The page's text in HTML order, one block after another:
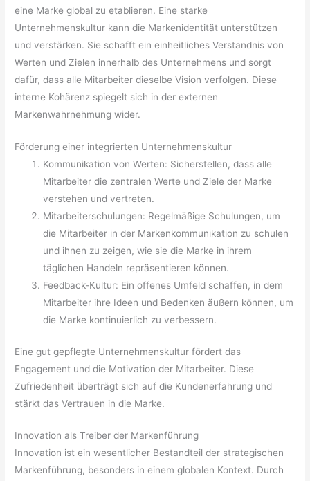
eine Marke global zu etablieren. Eine starke
Unternehmenskultur kann die Markenidentität unterstützen
und verstärken. Sie schafft ein einheitliches Verständnis von
Werten und Zielen innerhalb des Unternehmens und sorgt
dafür, dass alle Mitarbeiter dieselbe Vision verfolgen. Diese
interne Kohärenz spiegelt sich in der externen
Markenwahrnehmung wider.
Förderung einer integrierten Unternehmenskultur
Kommunikation von Werten: Sicherstellen, dass alle
Mitarbeiter die zentralen Werte und Ziele der Marke
verstehen und vertreten.
Mitarbeiterschulungen: Regelmäßige Schulungen, um
die Mitarbeiter in der Markenkommunikation zu schulen
und ihnen zu zeigen, wie sie die Marke in ihrem
täglichen Handeln repräsentieren können.
Feedback-Kultur: Ein offenes Umfeld schaffen, in dem
Mitarbeiter ihre Ideen und Bedenken äußern können, um
die Marke kontinuierlich zu verbessern.
Eine gut gepflegte Unternehmenskultur fördert das
Engagement und die Motivation der Mitarbeiter. Diese
Zufriedenheit überträgt sich auf die Kundenerfahrung und
stärkt das Vertrauen in die Marke.
Innovation als Treiber der Markenführung
Innovation ist ein wesentlicher Bestandteil der strategischen
Markenführung, besonders in einem globalen Kontext. Durch